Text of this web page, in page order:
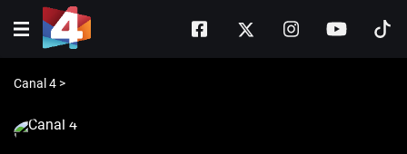
Canal 4 >